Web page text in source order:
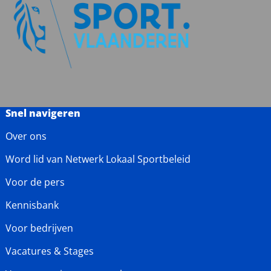
Snel navigeren
Over ons
Word lid van Netwerk Lokaal Sportbeleid
Voor de pers
Kennisbank
Voor bedrijven
Vacatures & Stages